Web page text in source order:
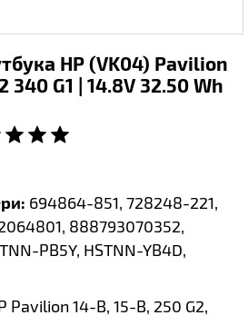
HP (VK04) Pavilion
340 G1 | 14.8V 32.50 Wh
694864-851, 728248-221,
888793070352,
PB5Y, HSTNN-YB4D,
Pavilion 14-B, 15-B, 250 G2,